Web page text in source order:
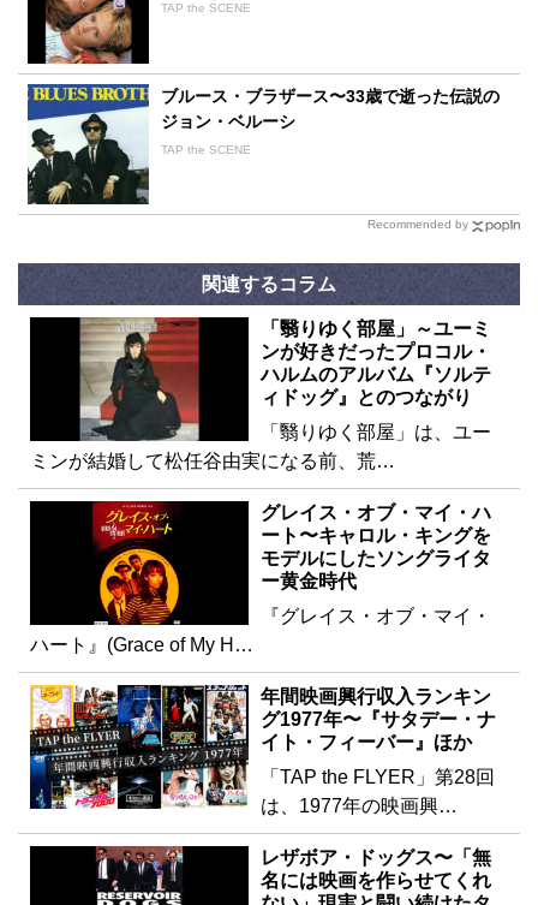
TAP the SCENE
ブルース・ブラザース〜33歳で逝った伝説の
ジョン・ベルーシ
TAP the SCENE
Recommended by
関連するコラム
「翳りゆく部屋」～ユーミ
ンが好きだったプロコル・
ハルムのアルバム『ソルテ
ィドッグ』とのつながり
「翳りゆく部屋」は、ユー
ミンが結婚して松任谷由実になる前、荒…
グレイス・オブ・マイ・ハ
ート〜キャロル・キングを
モデルにしたソングライタ
ー黄金時代
『グレイス・オブ・マイ・
ハート』(Grace of My H…
年間映画興行収入ランキン
グ1977年〜『サタデー・ナ
イト・フィーバー』ほか
「TAP the FLYER」第28回
は、1977年の映画興…
レザボア・ドッグス〜「無
名には映画を作らせてくれ